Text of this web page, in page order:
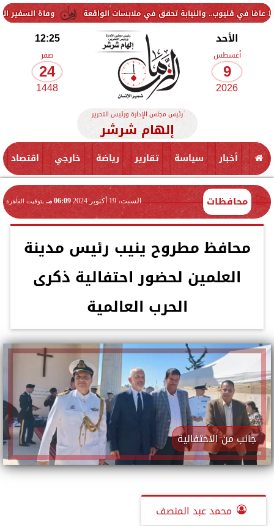
وفاة السفير الفلسطيني
الأحد
أغسطس
9
2026
12:25
صفر
24
1448
رئيس مجلس الإدارة ورئيس التحرير
إلهام شرشر
أخبار سياسة تقارير رياضة خارجي اقتصاد
محافظات السبت، 19 أكتوبر 2024 06:09 مـ بتوقيت القاهرة
محافظ مطروح ينيب رئيس مدينة
العلمين لحضور احتفالية ذكرى
الحرب العالمية
جانب من الاحتفالية
محمد عبد المنصف